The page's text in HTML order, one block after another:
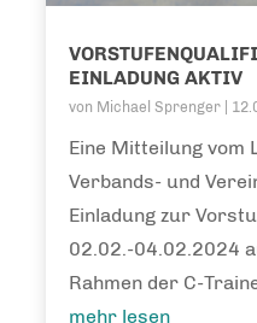
EINLADUNG AKTIV
von Michael Sprenger
Eine Mitteilung vom
Verbands- und
Einladung zur
02.02.-04.02.2024
Rahmen der C-
mehr lesen